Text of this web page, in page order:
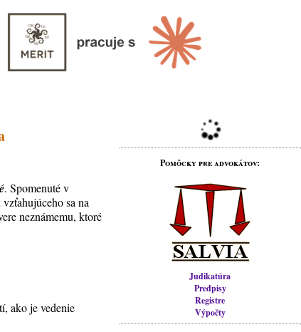
Pomôcky pre advokátov:
Judikatúra
Predpisy
Registre
Výpočty
. Spomenuté v
sa na
neznámemu, ktoré
ako je vedenie